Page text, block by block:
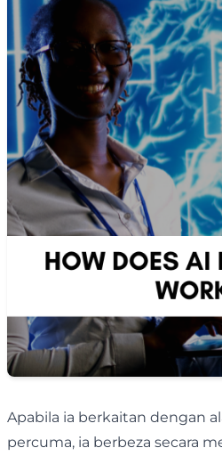
Apabila ia berkaitan dengan
percuma, ia berbeza secara